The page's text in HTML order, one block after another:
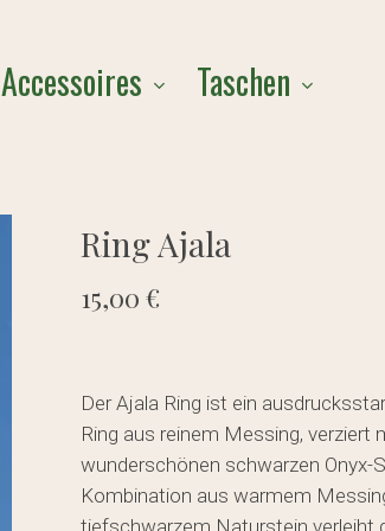
Accessoires Taschen
Ring Ajala
15,00 €
Der Ajala Ring ist ein
Ring aus reinem Messing, verziert
wunderschönen schwarzen Onyx-
Kombination aus warmem
tiefschwarzem Naturstein verleiht